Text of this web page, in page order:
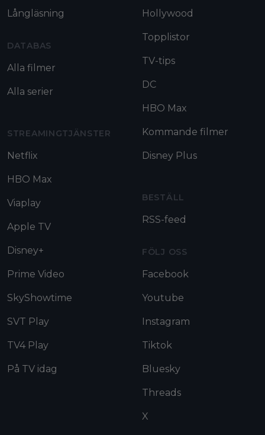
Långläsning
DATABAS
Alla filmer
Alla serier
STREAMINGTJÄNSTER
Netflix
HBO Max
Viaplay
Apple TV
Disney+
Prime Video
SkyShowtime
SVT Play
TV4 Play
På TV idag
Hollywood
Topplistor
TV-tips
DC
HBO Max
Kommande filmer
Disney Plus
BESTÄLL
RSS-feed
FÖLJ OSS
Facebook
Youtube
Instagram
Tiktok
Bluesky
Threads
X